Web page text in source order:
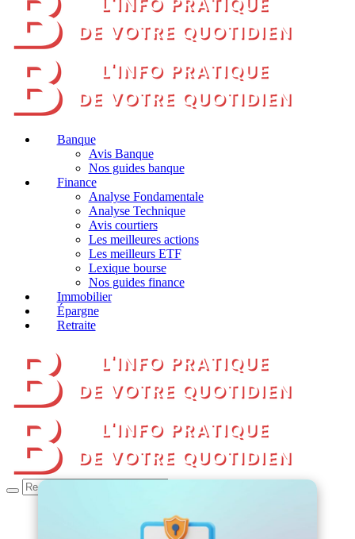
Banque
Avis Banque
Nos guides banque
Finance
Analyse Fondamentale
Analyse Technique
Avis courtiers
Les meilleures actions
Les meilleurs ETF
Lexique bourse
Nos guides finance
Immobilier
Épargne
Retraite